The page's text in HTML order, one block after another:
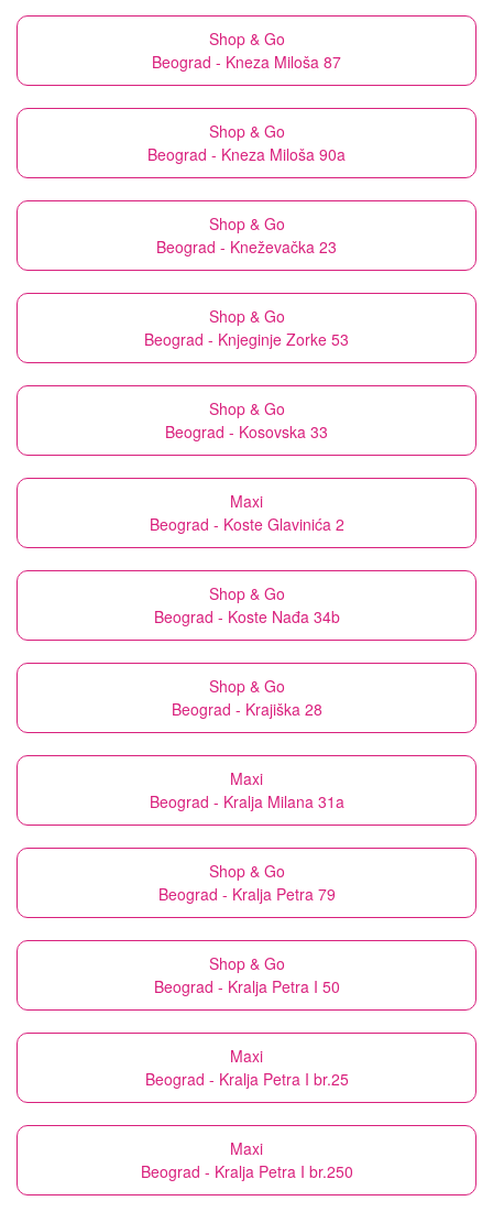
Shop & Go
Beograd - Kneza Miloša 87
Shop & Go
Beograd - Kneza Miloša 90a
Shop & Go
Beograd - Kneževačka 23
Shop & Go
Beograd - Knjeginje Zorke 53
Shop & Go
Beograd - Kosovska 33
Maxi
Beograd - Koste Glavinića 2
Shop & Go
Beograd - Koste Nađa 34b
Shop & Go
Beograd - Krajiška 28
Maxi
Beograd - Kralja Milana 31a
Shop & Go
Beograd - Kralja Petra 79
Shop & Go
Beograd - Kralja Petra I 50
Maxi
Beograd - Kralja Petra I br.25
Maxi
Beograd - Kralja Petra I br.250